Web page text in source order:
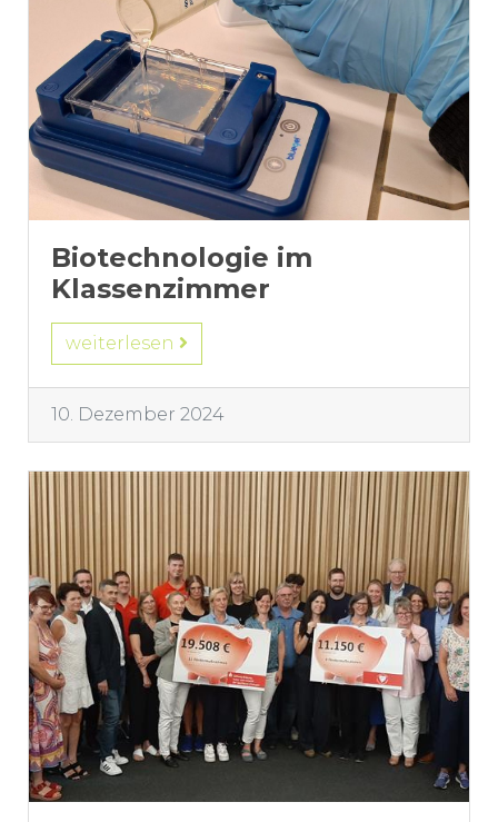
Biotechnologie im
Klassenzimmer
weiterlesen
10. Dezember 2024